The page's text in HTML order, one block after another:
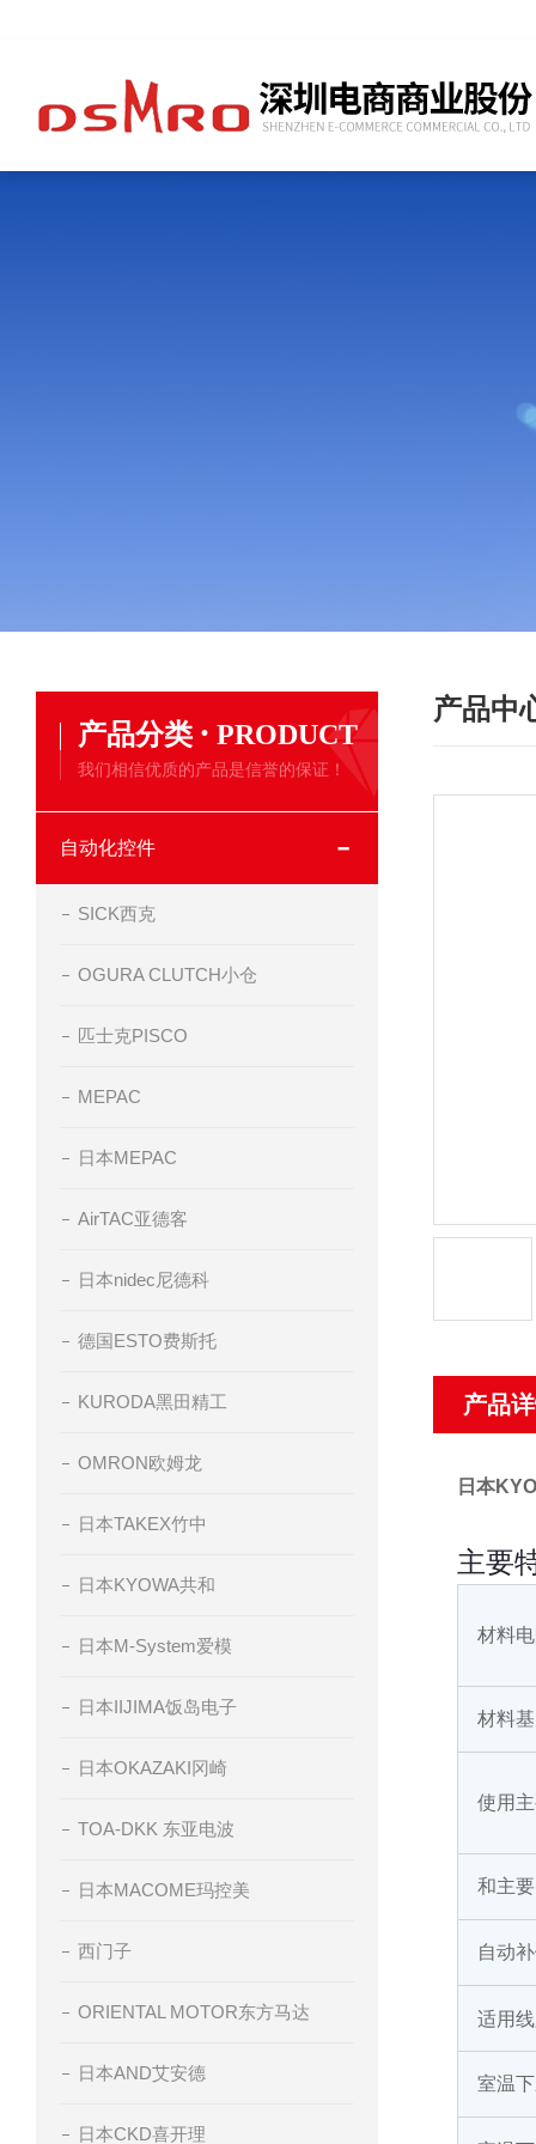
产品分类 · PRODUCT
我们相信优质的产品是信誉的保证！
自动化控件
SICK西克
OGURA CLUTCH小仓
匹士克PISCO
MEPAC
日本MEPAC
AirTAC亚德客
日本nidec尼德科
德国ESTO费斯托
KURODA黑田精工
OMRON欧姆龙
日本TAKEX竹中
日本KYOWA共和
日本M-System爱模
日本IIJIMA饭岛电子
日本OKAZAKI冈崎
TOA-DKK 东亚电波
日本MACOME玛控美
西门子
ORIENTAL MOTOR东方马达
日本AND艾安德
日本CKD喜开理
产品中
产品
日本
主要
材料
材料
使用
和主
自动
适用
室温